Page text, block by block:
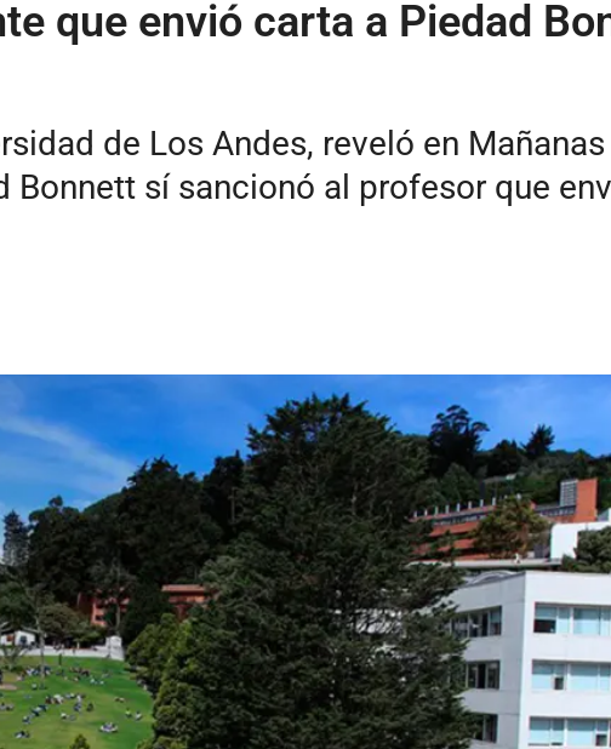
que envió carta a Piedad
de Los Andes, reveló en
Bonnett sí sancionó al profesor que